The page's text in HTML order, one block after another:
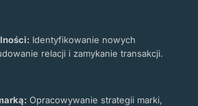
Identyfikowanie nowych
relacji i zamykanie transakcji.
Opracowywanie strategii marki,